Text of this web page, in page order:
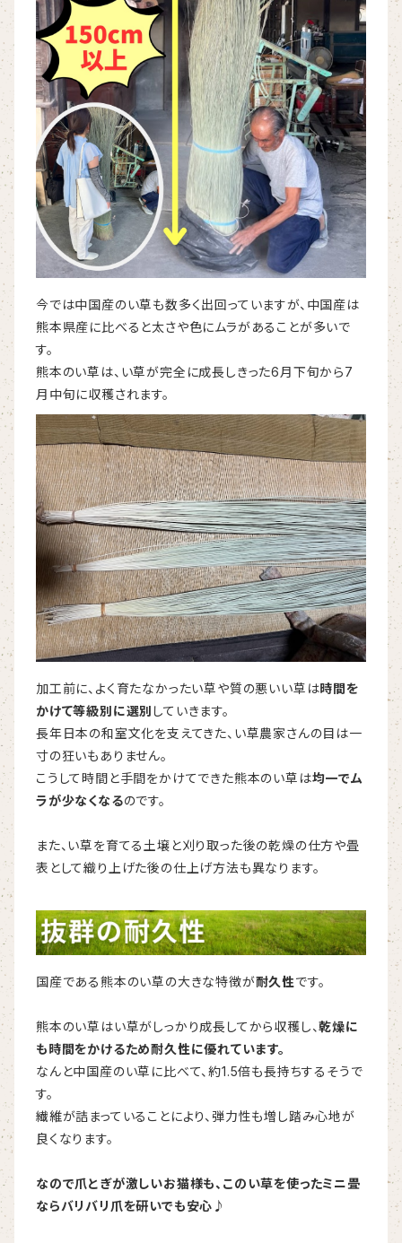
今では中国産のい草も数多く出回っていますが、中国産は
熊本県産に比べると太さや色にムラがあることが多いで
す。
熊本のい草は、い草が完全に成長しきった6月下旬から7
月中旬に収穫されます。
加工前に、よく育たなかったい草や質の悪いい草は時間を
かけて等級別に選別 していきます。
長年日本の和室文化を支えてきた、い草農家さんの目は一
寸の狂いもありません。
こうして時間と手間をかけてできた熊本のい草は均一でム
ラが少なくなるのです。
また、い草を育てる土壌と刈り取った後の乾燥の仕方や畳
表として織り上げた後の仕上げ方法も異なります。
国産である熊本のい草の大きな特徴が耐久性です。
熊本のい草はい草がしっかり成長してから収穫し、乾燥に
も時間をかけるため耐久性に優れています。
なんと中国産のい草に比べて、約1.5倍も長持ちするそうで
す。
繊維が詰まっていることにより、弾力性も増し踏み心地が
良くなります。
なので爪とぎが激しいお猫様も、このい草を使ったミニ畳
ならバリバリ爪を研いでも安心♪